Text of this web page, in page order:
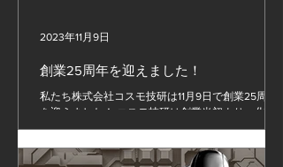
創業25周年を迎えました！
私たち株式会社コスモ技研は11月9日で創業25周年
を迎えました！ コスモ技研は創業当初より、化
学、重工業、工作機械、航空、医療、医薬、食品な
ロボットシステムを納入させていただきました。...
2023年11月9日